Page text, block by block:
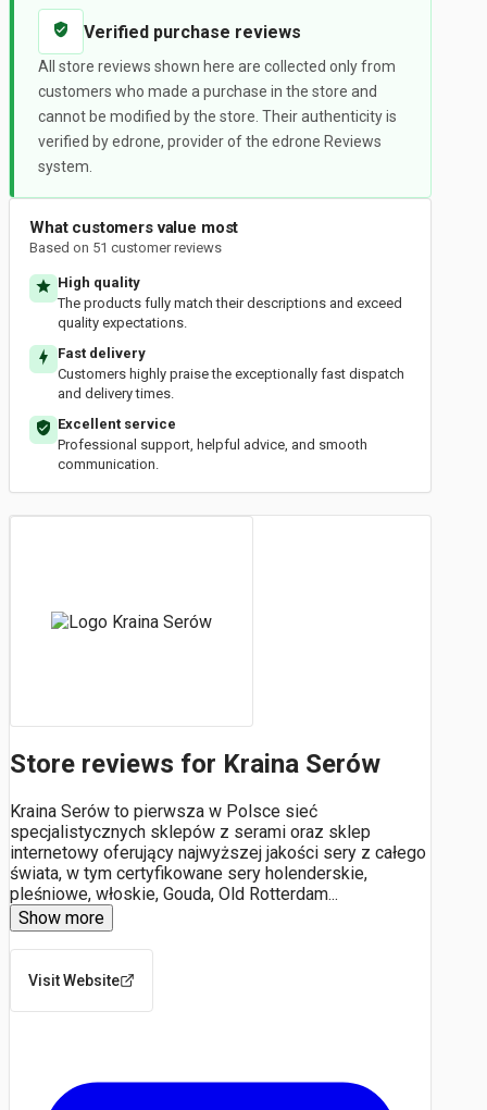
Verified purchase reviews
All store reviews shown here are collected only from
customers who made a purchase in the store and
cannot be modified by the store. Their authenticity is
verified by edrone, provider of the edrone Reviews
system.
What customers value most
Based on 51 customer reviews
High quality
The products fully match their descriptions and exceed
quality expectations.
Fast delivery
Customers highly praise the exceptionally fast dispatch
and delivery times.
Excellent service
Professional support, helpful advice, and smooth
communication.
Store reviews for Kraina Serów
Kraina Serów to pierwsza w Polsce sieć
specjalistycznych sklepów z serami oraz sklep
internetowy oferujący najwyższej jakości sery z całego
świata, w tym certyfikowane sery holenderskie,
pleśniowe, włoskie, Gouda, Old Rotterdam...
Show more
Visit Website